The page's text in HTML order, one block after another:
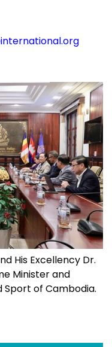
His Excellency Dr.
Minister and
Sport of Cambodia.